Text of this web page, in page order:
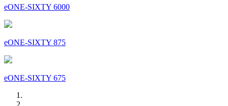
eONE-SIXTY 6000
eONE-SIXTY 875
eONE-SIXTY 675